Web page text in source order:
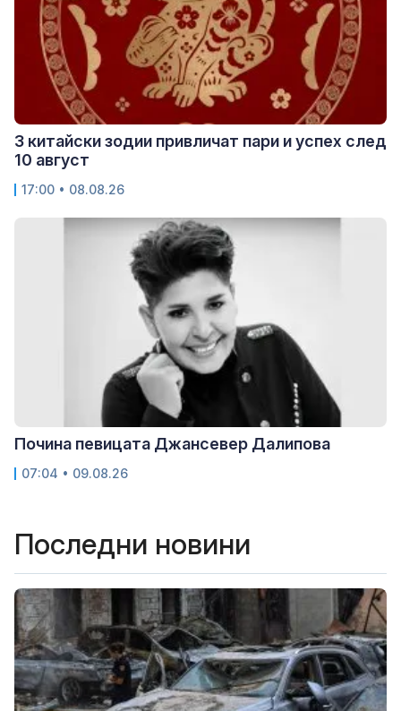
3 китайски зодии привличат пари и успех след
10 август
17:00 • 08.08.26
Почина певицата Джансевер Далипова
07:04 • 09.08.26
Последни новини